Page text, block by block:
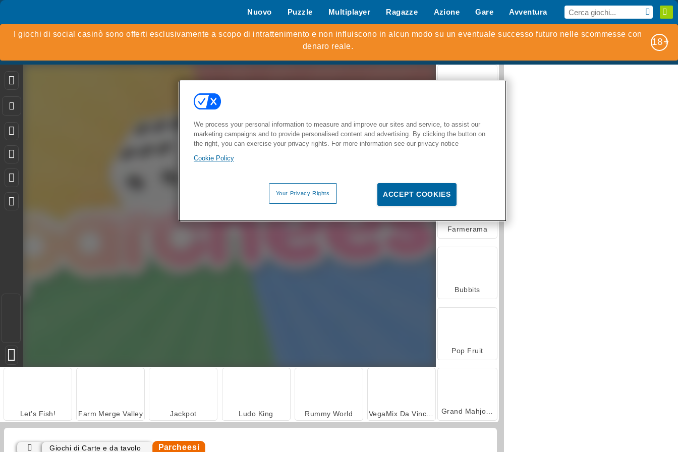
Nuovo Puzzle Multiplayer Ragazze Azione Gare Avventura
Giochi di Sport MMO Per te
Let's Fish! Farm Merge Valley Jackpot Ludo King Rummy World
Farmerama
Bubbits
Pop Fruit
Giochi di Carte e da tavolo Parcheesi
We process your personal information to measure and improve our sites and service, to assist our
marketing campaigns and to provide personalised content and advertising. By clicking the button on
the right, you can exercise your privacy rights. For more information see our privacy notice
Cookie Policy
Your Privacy Rights ACCEPT COOKIES